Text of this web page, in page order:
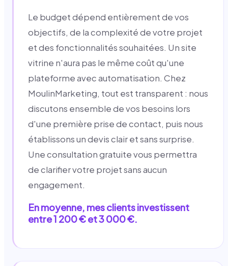
Le budget dépend entièrement de vos
objectifs, de la complexité de votre projet
et des fonctionnalités souhaitées. Un site
vitrine n'aura pas le même coût qu'une
plateforme avec automatisation. Chez
MoulinMarketing, tout est transparent : nous
discutons ensemble de vos besoins lors
d'une première prise de contact, puis nous
établissons un devis clair et sans surprise.
Une consultation gratuite vous permettra
de clarifier votre projet sans aucun
engagement.
En moyenne, mes clients investissent
entre 1 200 € et 3 000 €.